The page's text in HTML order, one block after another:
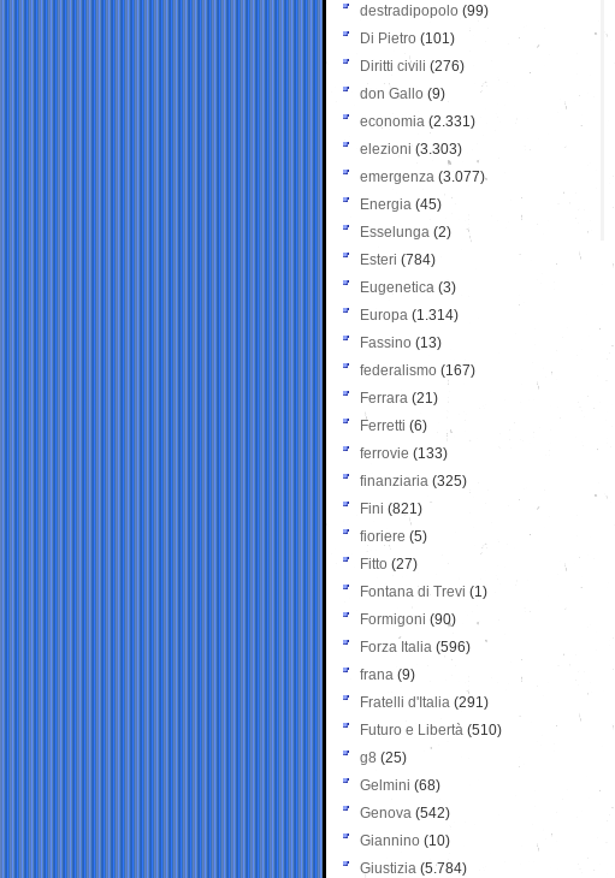
destradipopolo (99)
Di Pietro (101)
Diritti civili (276)
don Gallo (9)
economia (2.331)
elezioni (3.303)
emergenza (3.077)
Energia (45)
Esselunga (2)
Esteri (784)
Eugenetica (3)
Europa (1.314)
Fassino (13)
federalismo (167)
Ferrara (21)
Ferretti (6)
ferrovie (133)
finanziaria (325)
Fini (821)
fioriere (5)
Fitto (27)
Fontana di Trevi (1)
Formigoni (90)
Forza Italia (596)
frana (9)
Fratelli d'Italia (291)
Futuro e Libertà (510)
g8 (25)
Gelmini (68)
Genova (542)
Giannino (10)
Giustizia (5.784)